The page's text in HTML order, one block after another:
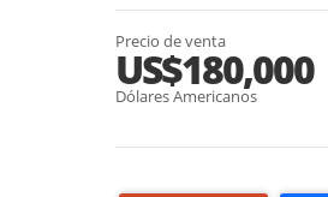
Precio de venta
US$180,000
Dólares Americanos